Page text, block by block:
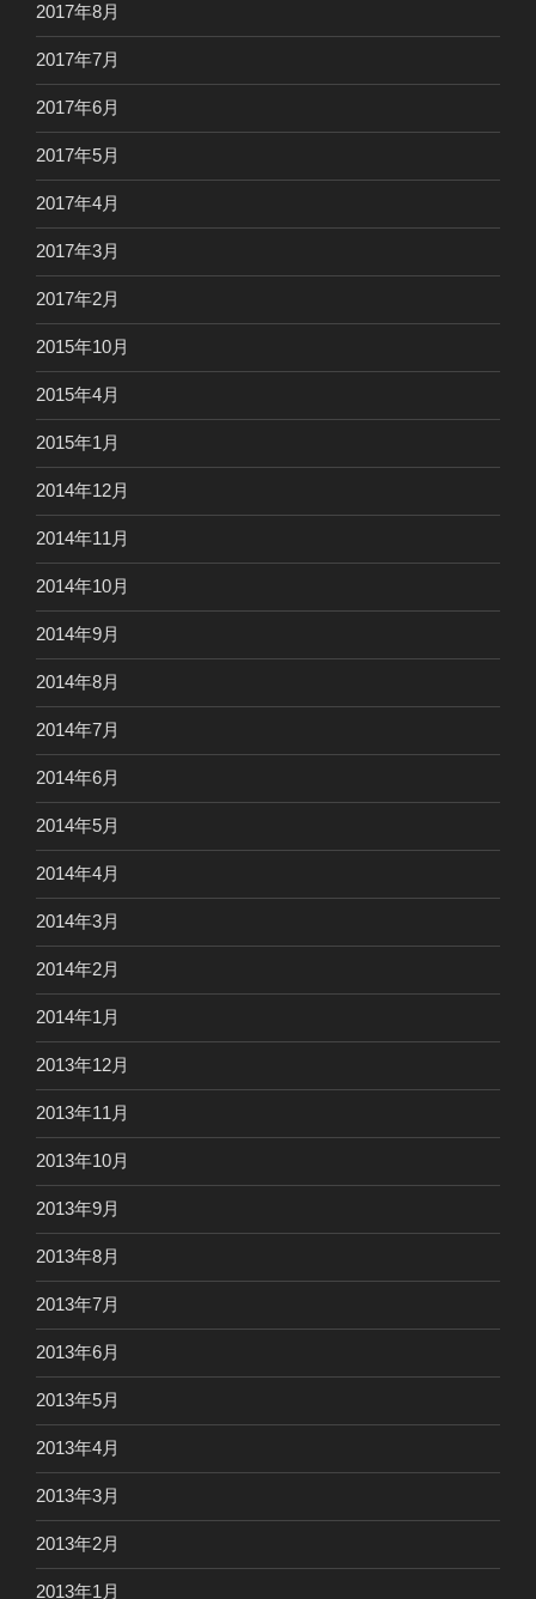
2017年8月
2017年7月
2017年6月
2017年5月
2017年4月
2017年3月
2017年2月
2015年10月
2015年4月
2015年1月
2014年12月
2014年11月
2014年10月
2014年9月
2014年8月
2014年7月
2014年6月
2014年5月
2014年4月
2014年3月
2014年2月
2014年1月
2013年12月
2013年11月
2013年10月
2013年9月
2013年8月
2013年7月
2013年6月
2013年5月
2013年4月
2013年3月
2013年2月
2013年1月